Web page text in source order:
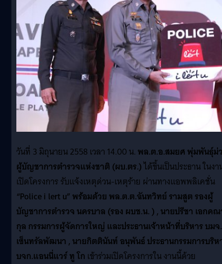
วันที่ 3 มิถุนายน 2558 เวลา 14.00 น.พล.ต.อ.สมยศ พุ่มพันธุ์ม่
ผู้บัญชาการตำรวจแห่งชาติ (ผบ.ตร.)ได้ขึ้นเป็นประธาน ในง
เปิดโครงการ รับแจ้งเหตุด่วน-เหตุร้าย ผ่านทางแอพพลิเคชั่น
“Police i lert u”พร้อมด้วย พล.ต.ต.ฉันทวิทย์ รามสูต รองผู้
บัญชาการตำรวจ นครบาล (รอง ผบช.น. ) , นายปรีชา เอกค
กุล กรรมการผู้จัดการใหญ่ และประธานเจ้าหน้าที่บริหาร บมจ.
เซ็นทรัลพัฒนา , นายกิตตินันท์ อนุพันธ์ ประธานกรรมการบริห
บจก.แอนนี่แวร์ ทู โก เข้าร่วมเปิดโครงการใน งานนี้ด้วย